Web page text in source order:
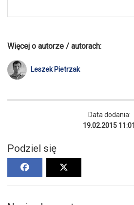
Więcej o autorze / autorach:
Leszek Pietrzak
Data dodania:
19.02.2015 11:01
Podziel się